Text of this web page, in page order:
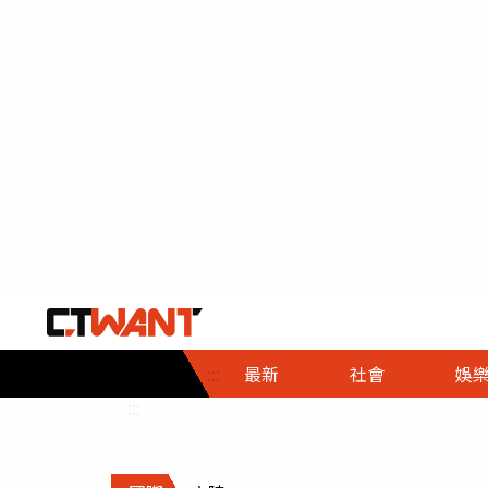
::: 最新 社會
社會首頁
時事
調查
娛樂
娛樂首頁
即時
財經首頁
熱線
政